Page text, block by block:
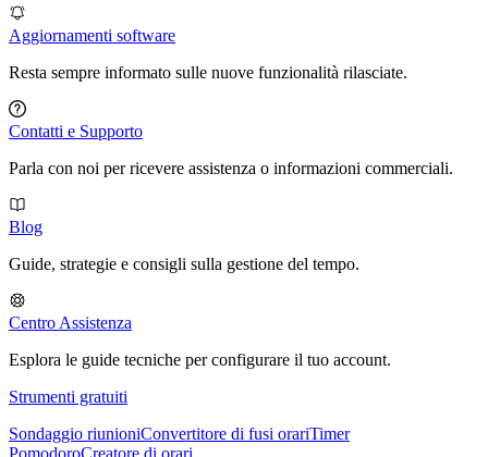
Aggiornamenti software
Resta sempre informato sulle nuove funzionalità rilasciate.
Contatti e Supporto
Parla con noi per ricevere assistenza o informazioni commerciali.
Blog
Guide, strategie e consigli sulla gestione del tempo.
Centro Assistenza
Esplora le guide tecniche per configurare il tuo account.
Strumenti gratuiti
Sondaggio riunioniConvertitore di fusi orariTimer
PomodoroCreatore di orari